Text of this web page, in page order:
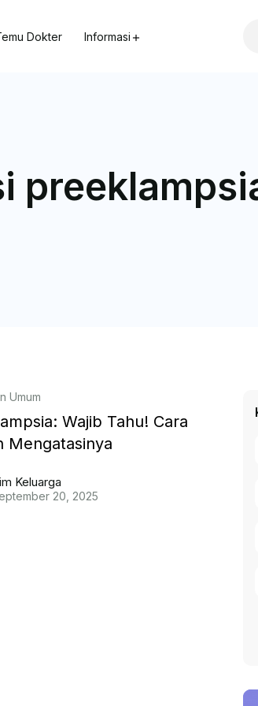
Dokter Informasi
Umum
Wajib Tahu! Cara
Mengatasinya
Keluarga
20, 2025